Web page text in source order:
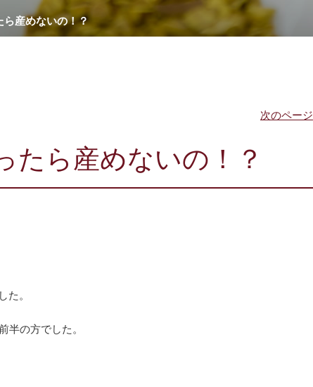
ら産めないの！？
次のページ
たら産めないの！？
た。
半の方でした。